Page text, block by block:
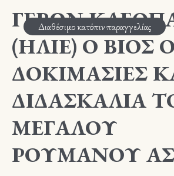
ΓΕΡΩΝ
(ΗΛΙΕ) Ο ΒΙΟΣ
ΔΟΚΙΜΑΣΙΕΣ
ΔΙΔΑΣΚΑΛΙΑ
ΜΕΓΑΛΟΥ
ΡΟΥΜΑΝΟΥ
Διαθέσιμο κατόπιν παραγγελίας